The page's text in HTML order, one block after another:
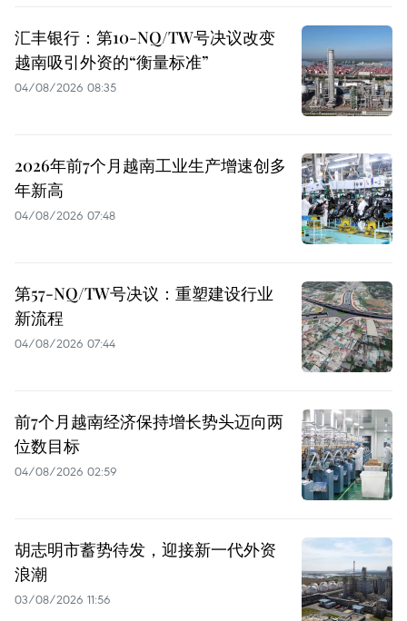
汇丰银行：第10-NQ/TW号决议改变
越南吸引外资的“衡量标准”
04/08/2026 08:35
2026年前7个月越南工业生产增速创多
年新高
04/08/2026 07:48
第57-NQ/TW号决议：重塑建设行业
新流程
04/08/2026 07:44
前7个月越南经济保持增长势头迈向两
位数目标
04/08/2026 02:59
胡志明市蓄势待发，迎接新一代外资
浪潮
03/08/2026 11:56